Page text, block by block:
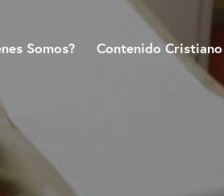
Somos? Contenido Cristiano